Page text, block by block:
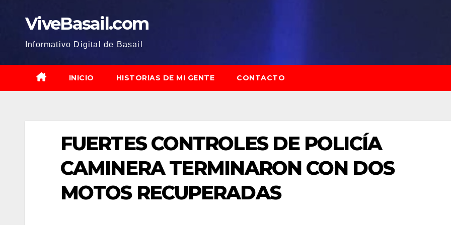
ViveBasail.com
Informativo Digital de Basail
INICIO HISTORIAS DE MI GENTE CONTACTO
FUERTES CONTROLES DE POLICÍA
CAMINERA TERMINARON CON DOS
MOTOS RECUPERADAS